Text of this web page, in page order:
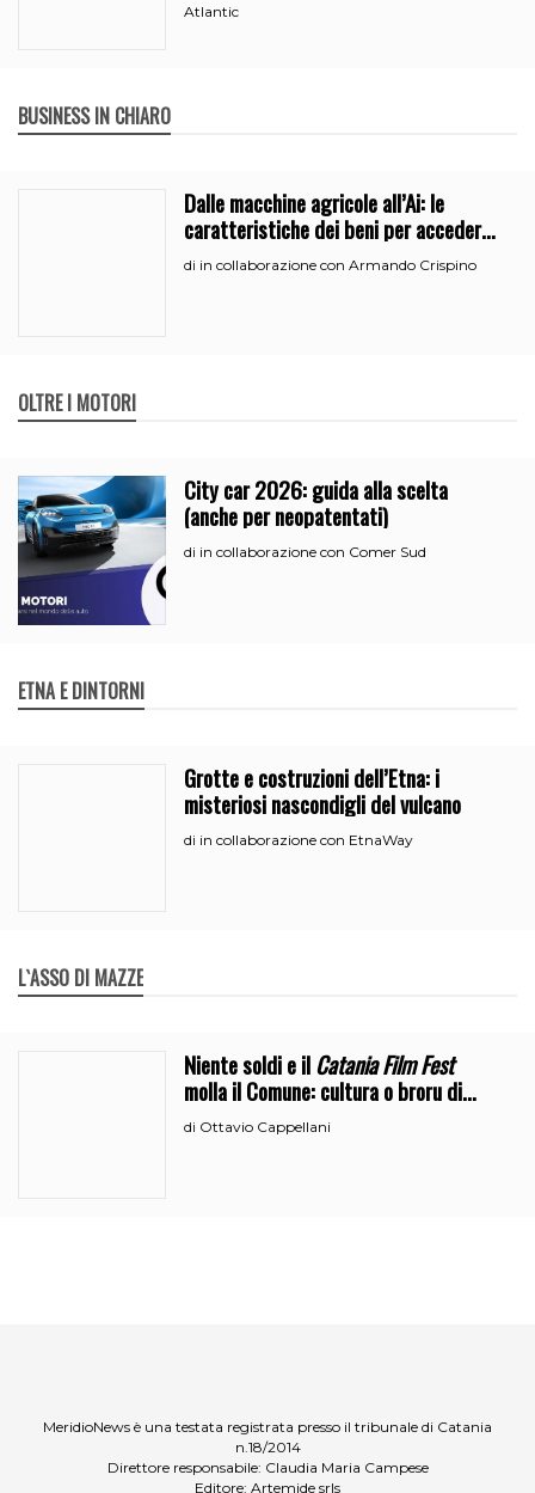
Atlantic
BUSINESS IN CHIARO
Dalle macchine agricole all’Ai: le
caratteristiche dei beni per accedere
all’iperammortamento
di in collaborazione con Armando Crispino
OLTRE I MOTORI
City car 2026: guida alla scelta
(anche per neopatentati)
di in collaborazione con Comer Sud
ETNA E DINTORNI
Grotte e costruzioni dell’Etna: i
misteriosi nascondigli del vulcano
di in collaborazione con EtnaWay
L`ASSO DI MAZZE
Niente soldi e ilCatania Film Fest
molla il Comune: cultura o broru di
ciciri?
di Ottavio Cappellani
MeridioNews è una testata registrata presso il tribunale di Catania
n.18/2014
Direttore responsabile: Claudia Maria Campese
Editore: Artemide srls